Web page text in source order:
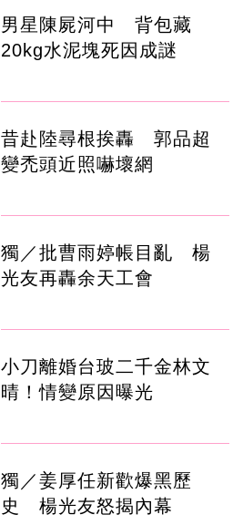
男星陳屍河中 背包藏
20kg水泥塊死因成謎
昔赴陸尋根挨轟 郭品超
變禿頭近照嚇壞網
獨／批曹雨婷帳目亂 楊
光友再轟余天工會
小刀離婚台玻二千金林文
晴！情變原因曝光
獨／姜厚任新歡爆黑歷
史 楊光友怒揭內幕